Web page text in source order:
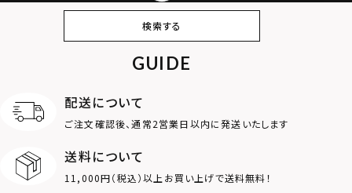
オンラインストア
ギフトボックス
MOTIF
ダブルリング
検索する
GUIDE
配送について
ご注文確認後、通常2営業日以内に発送いたします
送料について
11,000円（税込）以上お買い上げで送料無料！